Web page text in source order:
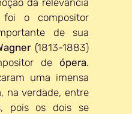
da relevância
o compositor
de sua
(1813-1883)
de ópera.
uma imensa
na verdade, entre
pois os dois se